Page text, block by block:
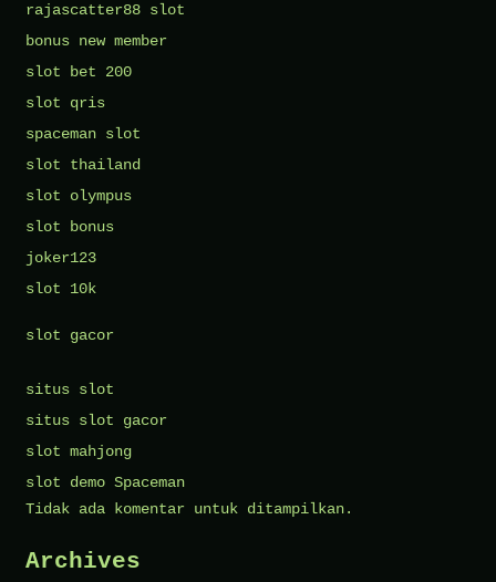
rajascatter88 slot
bonus new member
slot bet 200
slot qris
spaceman slot
slot thailand
slot olympus
slot bonus
joker123
slot 10k
slot gacor
situs slot
situs slot gacor
slot mahjong
slot demo Spaceman
Tidak ada komentar untuk ditampilkan.
Archives